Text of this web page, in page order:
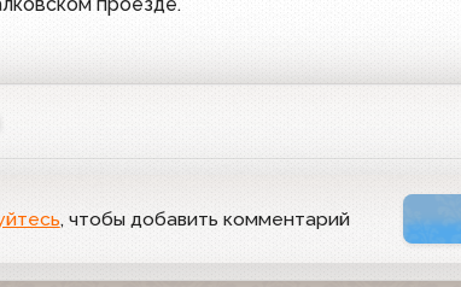
, чтобы добавить комментарий